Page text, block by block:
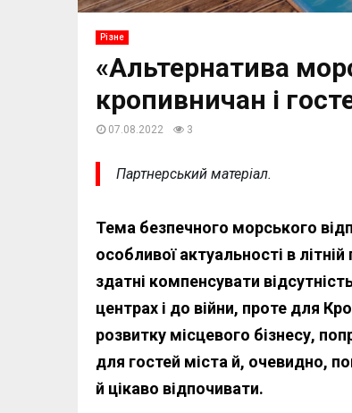
Різне
«Альтернатива
кропивничан і
07.08.2022 3
Партнерський матеріал.
Тема безпечного морського
особливої актуальності в
здатні компенсувати
центрах і до війни, проте для
розвитку місцевого бізнесу,
для гостей міста й, очевидно,
й цікаво відпочивати.